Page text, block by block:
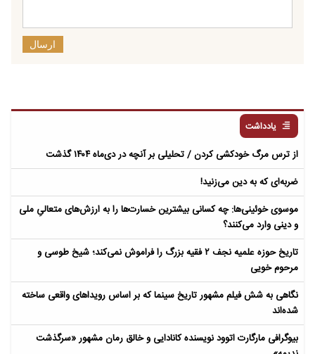
ارسال
یادداشت
از ترس مرگ خودکشی کردن / تحلیلی بر آنچه در دی‌ماه ۱۴۰۴ گذشت
ضربه‌ای که به دین می‌زنید!
موسوی خوئینی‌ها: چه کسانی بیشترین خسارت‌ها را به ارزش‌های متعالیِ ملی
و دینی وارد می‌کنند؟
تاریخ حوزه علمیه نجف ۲ فقیه بزرگ را فراموش نمی‌کند؛ شیخ طوسی و
مرحوم خویی
نگاهی به شش فیلم مشهور تاریخ سینما که بر اساس رویداهای واقعی ساخته
شده‌اند
بیوگرافی مارگارت اتوود نویسنده کانادایی و خالق رمان مشهور «سرگذشت